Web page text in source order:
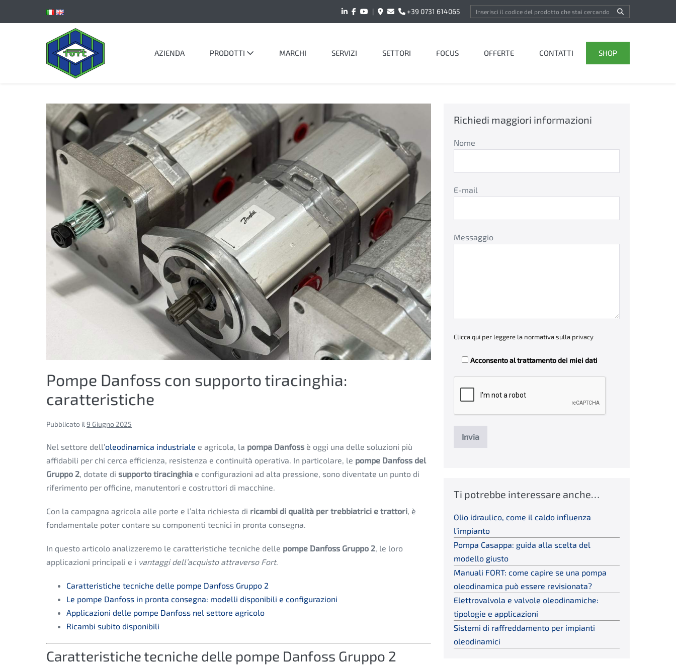
| +39 0731 614065
AZIENDA PRODOTTI MARCHI SERVIZI SETTORI FOCUS OFFERTE CONTATTI SHOP
Pompe Danfoss con supporto tiracinghia:
caratteristiche
Pubblicato il 9 Giugno 2025
Nel settore dell’oleodinamica industriale e agricola, la pompa Danfoss è oggi una delle soluzioni più
affidabili per chi cerca efficienza, resistenza e continuità operativa. In particolare, le pompe Danfoss del
Gruppo 2, dotate di supporto tiracinghia e configurazioni ad alta pressione, sono diventate un punto di
riferimento per officine, manutentori e costruttori di macchine.
Con la campagna agricola alle porte e l’alta richiesta di ricambi di qualità per trebbiatrici e trattori, è
fondamentale poter contare su componenti tecnici in pronta consegna.
In questo articolo analizzeremo le caratteristiche tecniche delle pompe Danfoss Gruppo 2, le loro
applicazioni principali e i vantaggi dell’acquisto attraverso Fort.
Caratteristiche tecniche delle pompe Danfoss Gruppo 2
Le pompe Danfoss in pronta consegna: modelli disponibili e configurazioni
Applicazioni delle pompe Danfoss nel settore agricolo
Ricambi subito disponibili
Caratteristiche tecniche delle pompe Danfoss Gruppo 2
Richiedi maggiori informazioni
Nome
E-mail
Messaggio
Clicca qui per leggere la normativa sulla privacy
Acconsento al trattamento dei miei dati
Ti potrebbe interessare anche…
Olio idraulico, come il caldo influenza
l’impianto
Pompa Casappa: guida alla scelta del
modello giusto
Manuali FORT: come capire se una pompa
oleodinamica può essere revisionata?
Elettrovalvola e valvole oleodinamiche:
tipologie e applicazioni
Sistemi di raffreddamento per impianti
oleodinamici